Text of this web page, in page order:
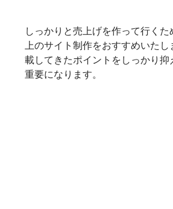
しっかりと売上げを作って行くた
上のサイト制作をおすすめいた
載してきたポイントをしっかり抑
重要になります。